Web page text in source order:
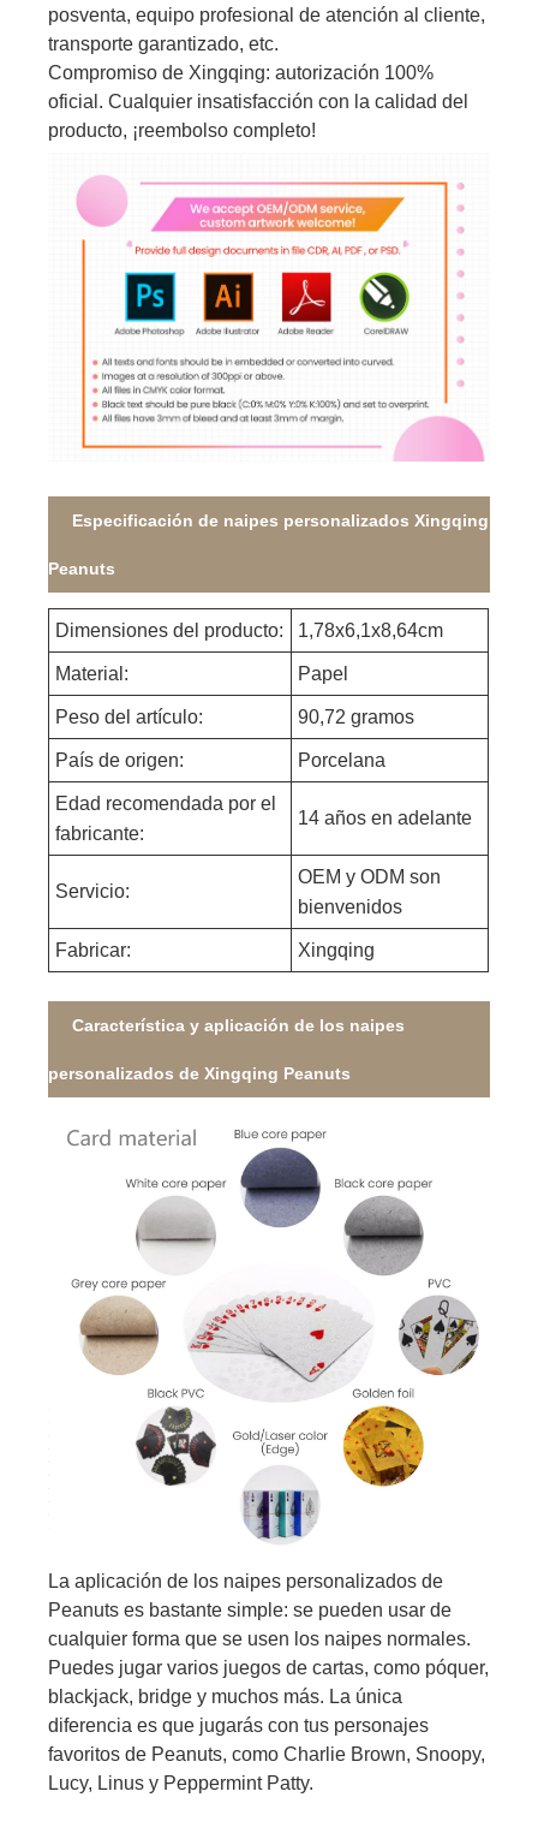
posventa, equipo profesional de atención al cliente,
transporte garantizado, etc.
Compromiso de Xingqing: autorización 100%
oficial. Cualquier insatisfacción con la calidad del
producto, ¡reembolso completo!
Especificación de naipes personalizados Xingqing
Peanuts
Dimensiones del producto: 1,78x6,1x8,64cm
Material: Papel
Peso del artículo: 90,72 gramos
País de origen: Porcelana
Edad recomendada por el
fabricante:
14 años en adelante
Servicio:
OEM y ODM son
bienvenidos
Fabricar: Xingqing
Característica y aplicación de los naipes
personalizados de Xingqing Peanuts
La aplicación de los naipes personalizados de
Peanuts es bastante simple: se pueden usar de
cualquier forma que se usen los naipes normales.
Puedes jugar varios juegos de cartas, como póquer,
blackjack, bridge y muchos más. La única
diferencia es que jugarás con tus personajes
favoritos de Peanuts, como Charlie Brown, Snoopy,
Lucy, Linus y Peppermint Patty.